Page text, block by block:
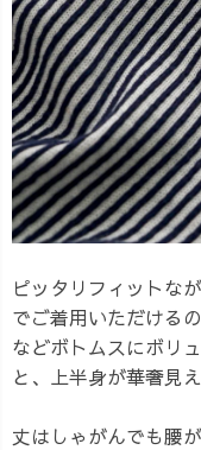
ピッタリフィットな
でご着用いただける
などボトムスにボリ
と、上半身が華奢見
丈はしゃがんでも腰